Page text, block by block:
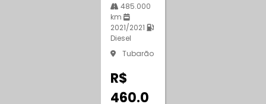
485.000
km
2021/2021
Diesel
Tubarão
R$
460.0